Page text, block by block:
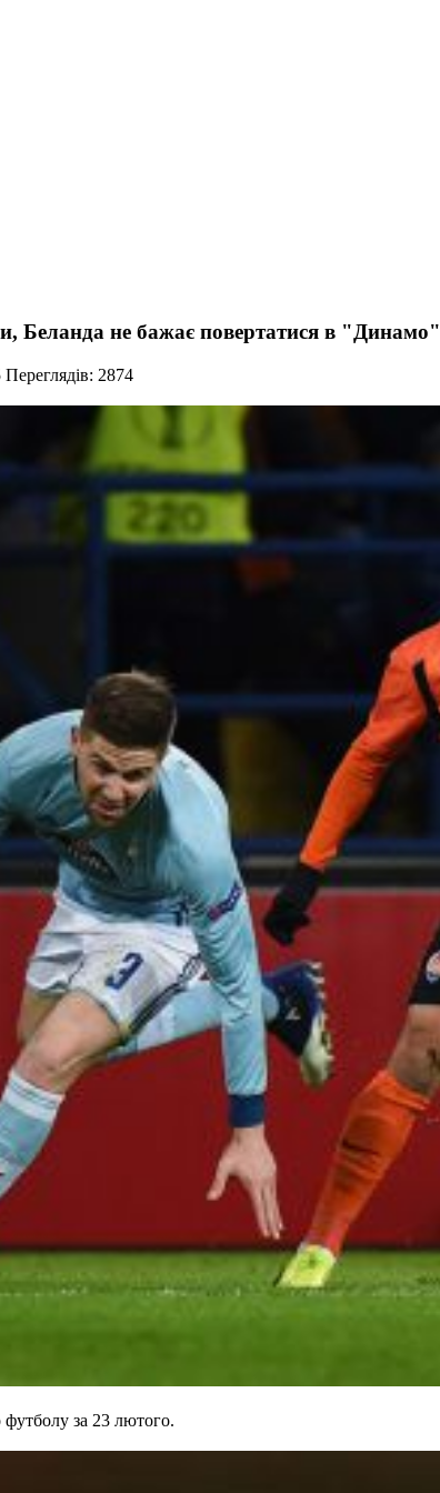
Беланда не бажає повертатися в "Динамо"
Переглядів: 2874
футболу за 23 лютого.